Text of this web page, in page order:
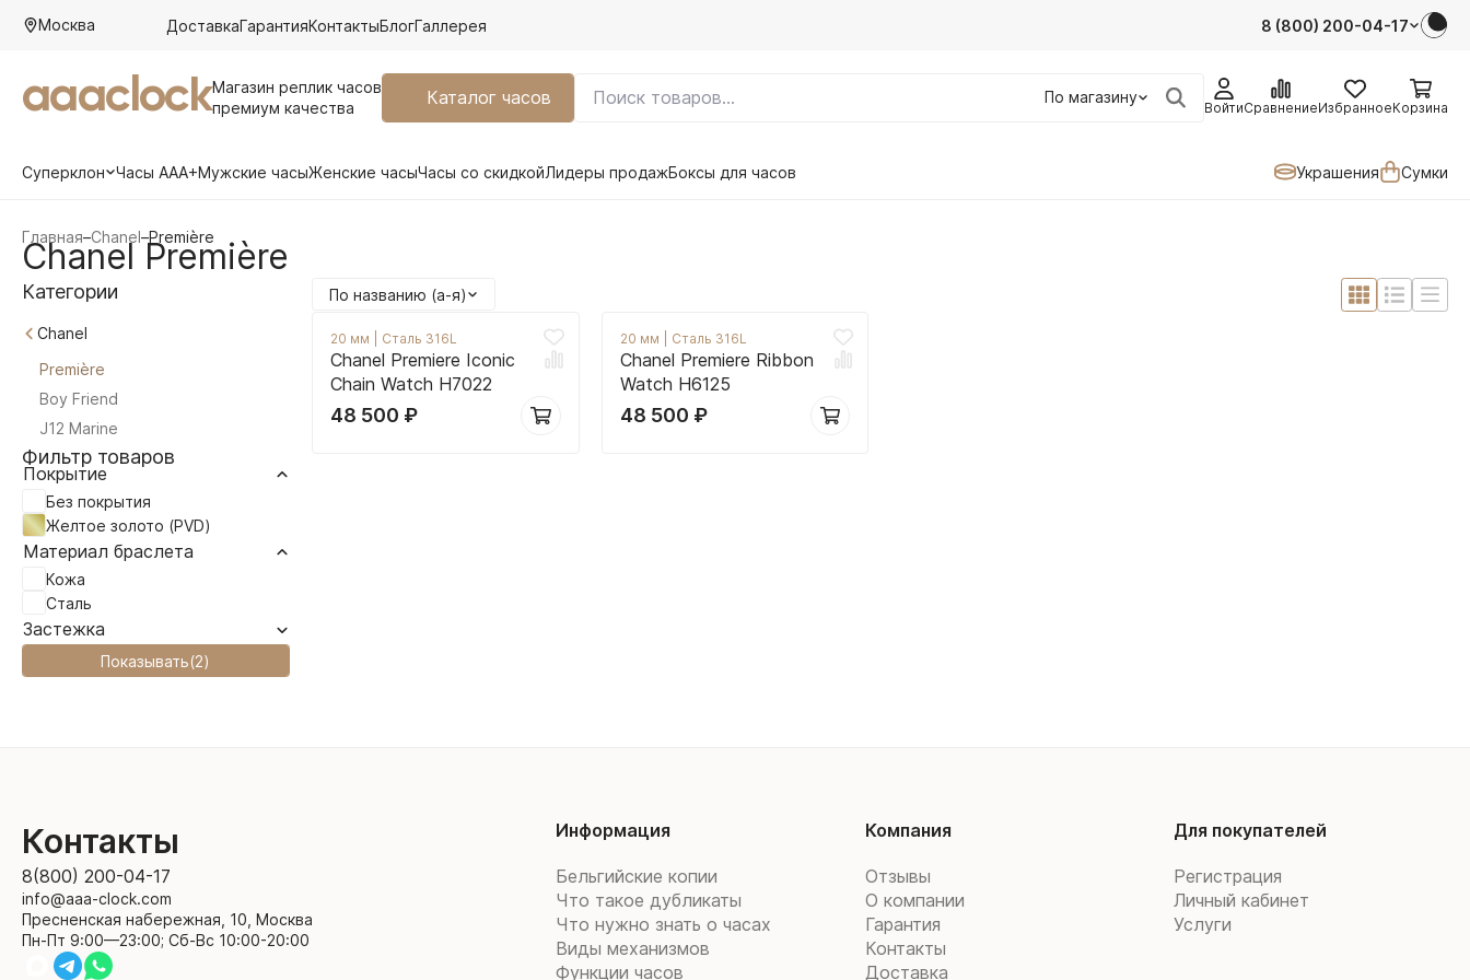
Москва ДоставкаГарантияКонтактыБлогГаллерея 8 (800) 200-04-17
aaaclockМагазин реплик часов
премиум качества
Каталог часов По магазину
ВойтиСравнениеИзбранноеКорзина
Суперклон Часы AAA+Мужские часыЖенские часыЧасы со скидкойЛидеры продажБоксы для часов Украшения Сумки
Главная–Chanel–Première
Chanel Première
По названию (а-я)
20 мм Сталь 316L
Chanel Premiere Iconic
Chain Watch H7022
48 500 ₽
20 мм Сталь 316L
Chanel Premiere Ribbon
Watch H6125
48 500 ₽
Категории
Chanel
Première
Boy Friend
J12 Marine
Фильтр товаров
Покрытие
Без покрытия
Желтое золото (PVD)
Материал браслета
Кожа
Сталь
Застежка
Показывать(2)
Контакты
8(800) 200-04-17
info@aaa-clock.com
Пресненская набережная, 10, Москва
Пн-Пт 9:00—23:00; Сб-Вс 10:00-20:00
Информация
Бельгийские копии
Что такое дубликаты
Что нужно знать о часах
Виды механизмов
Функции часов
Компания
Отзывы
О компании
Гарантия
Контакты
Доставка
Для покупателей
Регистрация
Личный кабинет
Услуги